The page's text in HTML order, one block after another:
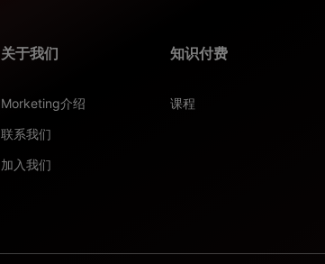
关于我们
Morketing介绍
联系我们
加入我们
知识付费
课程